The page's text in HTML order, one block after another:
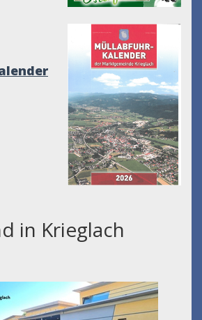
in Krieglach